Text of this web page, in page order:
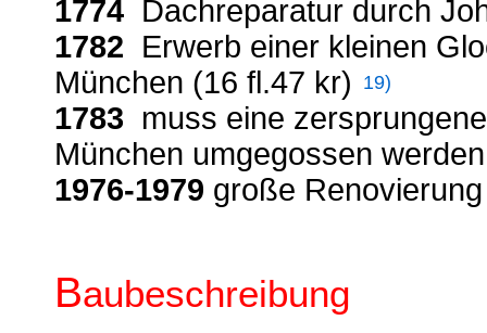
1774
Dachreparatur durch
1782 Erwerb einer kleinen
München (16 fl.47 kr)
19)
1783 muss eine
München umgegossen
1976-1979 große Renovierung
Baubeschreibung